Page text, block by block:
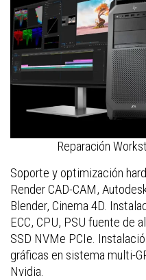
Reparación
Soporte y optimización
Render CAD-CAM,
Blender, Cinema 4D.
ECC, CPU, PSU fuente de
SSD NVMe PCIe.
gráficas en sistema multi-
Nvidia.